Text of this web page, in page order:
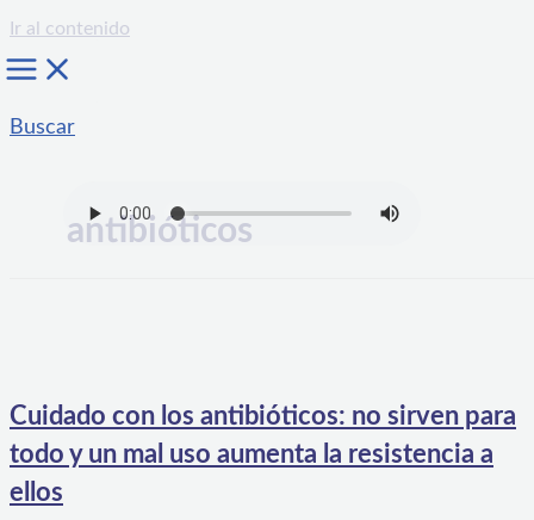
Ir al contenido
Buscar
antibióticos
Cuidado con los antibióticos: no sirven para
todo y un mal uso aumenta la resistencia a
ellos